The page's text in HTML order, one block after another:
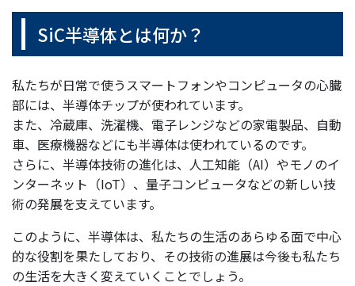
SiC半導体とは何か？
私たちが日常で使うスマートフォンやコンピュータの心臓
部には、半導体チップが使われています。
また、冷蔵庫、洗濯機、電子レンジなどの家電製品、自動
車、医療機器などにも半導体は使われているのです。
さらに、半導体技術の進化は、人工知能（AI）やモノのイ
ンターネット（IoT）、量子コンピュータなどの新しい技
術の発展を支えています。
このように、半導体は、私たちの生活のあらゆる面で中心
的な役割を果たしており、その技術の進展は今後も私たち
の生活を大きく変えていくことでしょう。